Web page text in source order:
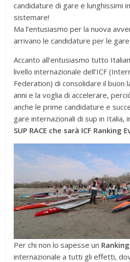
candidature di gare e lunghissimi
sistemare!
Ma l’entusiasmo per la nuova
arrivano le candidature per le gare
Accanto all’entusiasmo tutto
livello internazionale dell’ICF
Federation) di consolidare il buon
anni e la voglia di accelerare,
anche le prime candidature e
gare internazionali di sup in Italia,
SUP RACE che sarà ICF Ranking
Per chi non lo sapesse un
internazionale a tutti gli effetti,